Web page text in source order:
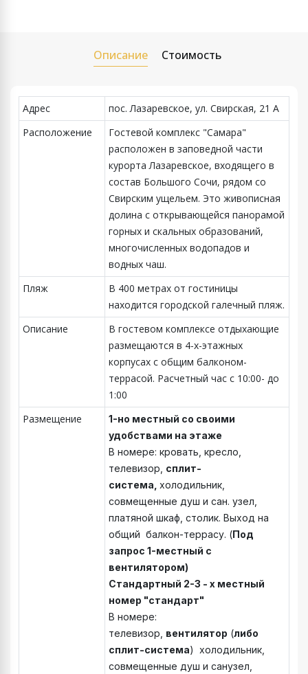
Описание Стоимость
Адрес
пос. Лазаревское, ул. Свирская, 21 А
Расположение
Гостевой комплекс "Самара"
расположен в заповедной части
курорта Лазаревское, входящего в
состав Большого Сочи, рядом со
Свирским ущельем. Это живописная
долина с открывающейся панорамой
горных и скальных образований,
многочисленных водопадов и
водных чаш.
Пляж
В 400 метрах от гостиницы
находится городской галечный пляж.
Описание
В гостевом комплексе отдыхающие
размещаются в 4-х-этажных
корпусах с общим балконом-
террасой. Расчетный час с 10:00- до
1:00
Размещение
1-но местный со своими
удобствами на этаже
В номере: кровать, кресло,
телевизор, сплит-
система холодильник,
совмещенные душ и сан. узел,
платяной шкаф, столик. Выход на
общий балкон-террасу. (Под
запрос 1-местный с
вентилятором)
Стандартный 2-3 - х местный
номер "стандарт"
В номере:
телевизор, вентилятор (либо
сплит-система) холодильник,
совмещенные душ и санузел,